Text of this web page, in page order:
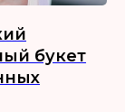
букет